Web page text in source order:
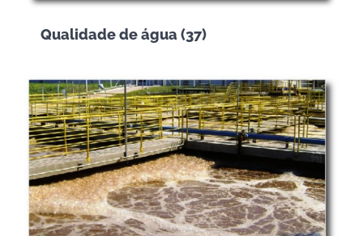
Qualidade de água (37)